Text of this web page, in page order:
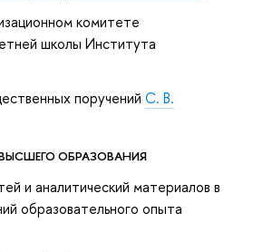
комитете
школы Института
поручений С. В.
ОБРАЗОВАНИЯ
и аналитический материалов в
образовательного опыта